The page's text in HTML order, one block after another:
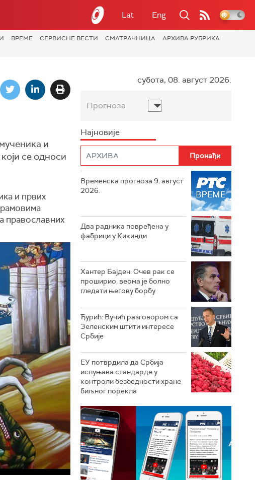
Lat Eng
ВРЕМЕ СЕРВИСНЕ ВЕСТИ СМАТРАЧНИЦА
АРХИВА РУБРИКА
и
се односи
и првих
православних
субота, 08. август 2026.
Прогноза
Најновије
Временска прогноза 9. август
2026.
Два радника повређена у
фабрици у Кикинди
Хантер Бајден: Очев рак се
проширио, веома је болно
гледати његову борбу
Ђурић: Вучић разговором са
Зеленским штити интересе
Србије
ЕУ потврдила да Србија
испуњава стандарде у
контроли безбедности хране
биљног порекла